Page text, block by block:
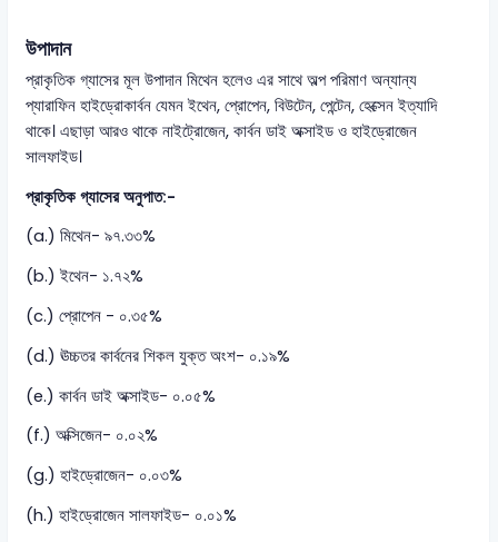
উপাদান
প্রাকৃতিক গ্যাসের মূল উপাদান মিথেন হলেও এর সাথে অল্প পরিমাণ অন্যান্য
প্যারাফিন হাইড্রোকার্বন যেমন ইথেন, প্রোপেন, বিউটেন, পেন্টেন, হেক্সেন ইত্যাদি
থাকে। এছাড়া আরও থাকে নাইট্রোজেন, কার্বন ডাই অক্সাইড ও হাইড্রোজেন
সালফাইড।
প্রাকৃতিক গ্যাসের অনুপাত:-
(a.) মিথেন- ৯৭.৩৩%
(b.) ইথেন- ১.৭২%
(c.) প্রোপেন - ০.৩৫%
(d.) ঊচ্চতর কার্বনের শিকল যুক্ত অংশ- ০.১৯%
(e.) কার্বন ডাই অক্সাইড- ০.০৫%
(f.) অক্সিজেন- ০.০২%
(g.) হাইড্রোজেন- ০.০৩%
(h.) হাইড্রোজেন সালফাইড- ০.০১%